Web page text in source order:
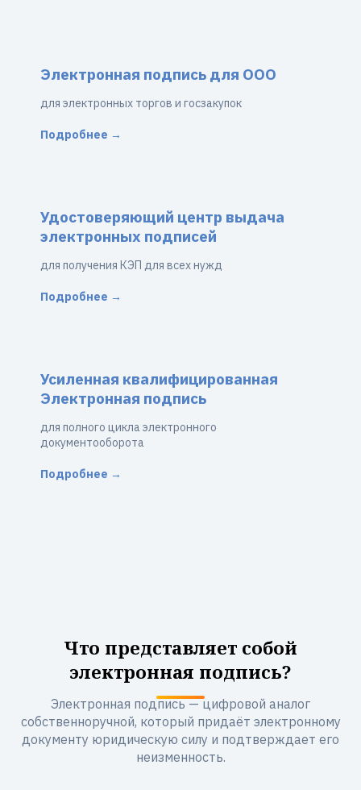
Электронная подпись для ООО
для электронных торгов и госзакупок
Подробнее →
Удостоверяющий центр выдача
электронных подписей
для получения КЭП для всех нужд
Подробнее →
Усиленная квалифицированная
Электронная подпись
для полного цикла электронного
документооборота
Подробнее →
Что представляет собой
электронная подпись?
Электронная подпись — цифровой аналог
собственноручной, который придаёт электронному
документу юридическую силу и подтверждает его
неизменность.